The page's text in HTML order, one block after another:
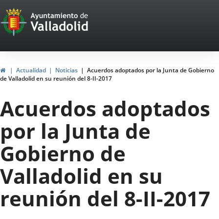
Portal
Web
del
Ayuntamiento
de
Valladolid
HomeActualidad Noticias
Acuerdos adoptados por la Junta de Gobierno
de Valladolid en su reunión del 8-II-2017
Acuerdos adoptados
por la Junta de
Gobierno de
Valladolid en su
reunión del 8-II-2017